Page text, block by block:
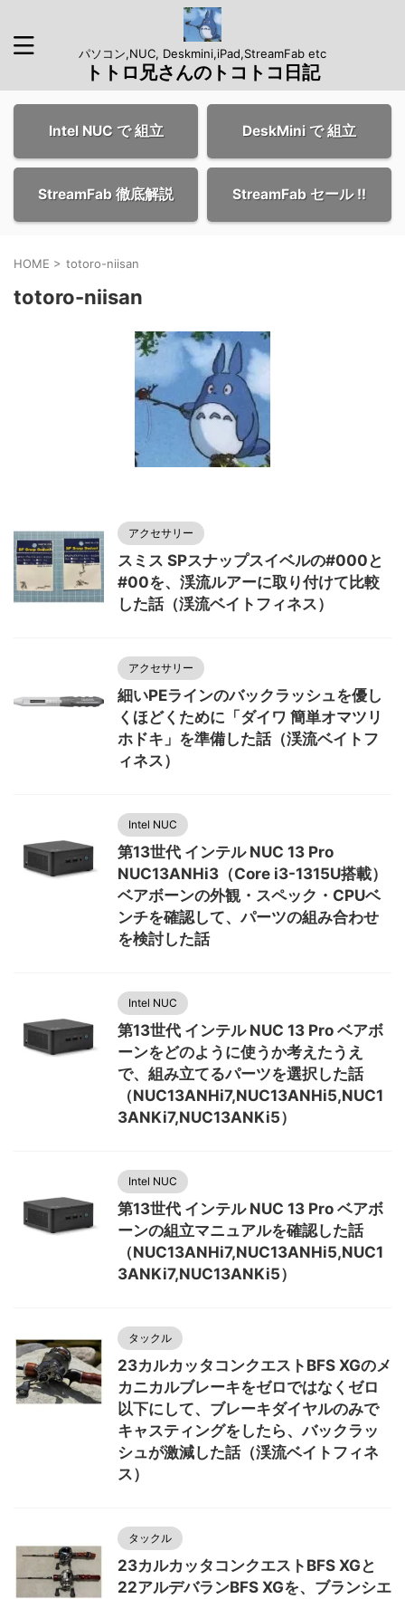
パソコン,NUC, Deskmini,iPad,StreamFab etc
トトロ兄さんのトコトコ日記
Intel NUC で 組立 DeskMini で 組立
StreamFab 徹底解説 StreamFab セール !!
HOME > totoro-niisan
totoro-niisan
アクセサリー
スミス SPスナップスイベルの#000と
#00を、渓流ルアーに取り付けて比較
した話（渓流ベイトフィネス）
アクセサリー
細いPEラインのバックラッシュを優し
くほどくために「ダイワ 簡単オマツリ
ホドキ」を準備した話（渓流ベイトフ
ィネス）
Intel NUC
第13世代 インテル NUC 13 Pro
NUC13ANHi3（Core i3-1315U搭載）
ベアボーンの外観・スペック・CPUベ
ンチを確認して、パーツの組み合わせ
を検討した話
Intel NUC
第13世代 インテル NUC 13 Pro ベアボ
ーンをどのように使うか考えたうえ
で、組み立てるパーツを選択した話
（NUC13ANHi7,NUC13ANHi5,NUC1
3ANKi7,NUC13ANKi5）
Intel NUC
第13世代 インテル NUC 13 Pro ベアボ
ーンの組立マニュアルを確認した話
（NUC13ANHi7,NUC13ANHi5,NUC1
3ANKi7,NUC13ANKi5）
タックル
23カルカッタコンクエストBFS XGのメ
カニカルブレーキをゼロではなくゼロ
以下にして、ブレーキダイヤルのみで
キャスティングをしたら、バックラッ
シュが激減した話（渓流ベイトフィネ
ス）
タックル
23カルカッタコンクエストBFS XGと
22アルデバランBFS XGを、ブランシエ